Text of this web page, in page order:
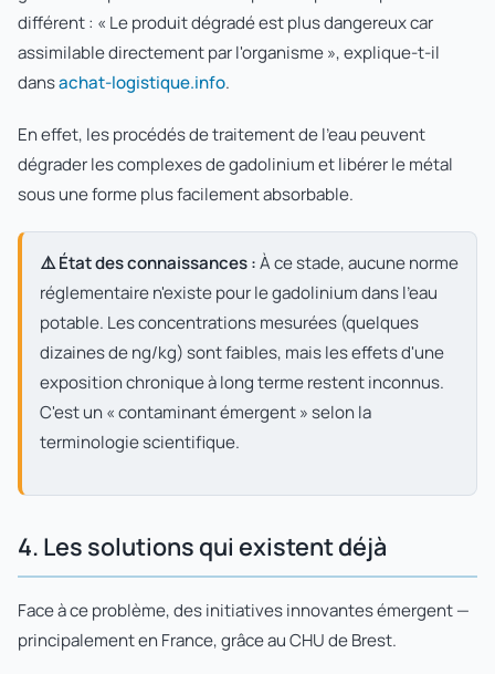
différent : « Le produit dégradé est plus dangereux car
assimilable directement par l'organisme », explique-t-il
dansachat-logistique.info.
En effet, les procédés de traitement de l'eau peuvent
dégrader les complexes de gadolinium et libérer le métal
sous une forme plus facilement absorbable.
⚠️ État des connaissances :À ce stade, aucune norme
réglementaire n'existe pour le gadolinium dans l'eau
potable. Les concentrations mesurées (quelques
dizaines de ng/kg) sont faibles, mais les effets d'une
exposition chronique à long terme restent inconnus.
C'est un « contaminant émergent » selon la
terminologie scientifique.
4. Les solutions qui existent déjà
Face à ce problème, des initiatives innovantes émergent —
principalement en France, grâce au CHU de Brest.